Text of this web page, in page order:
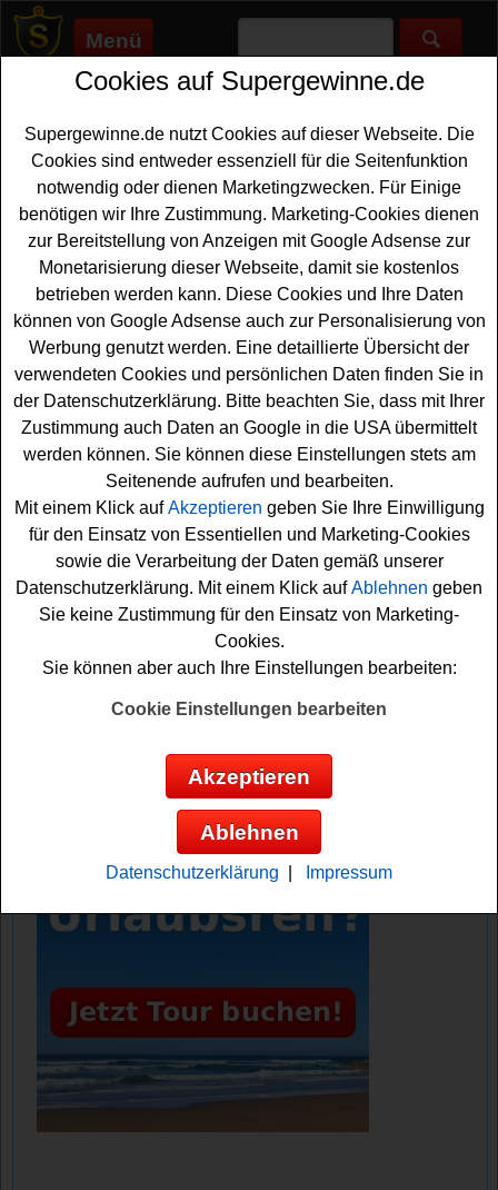
Menü
Supergewinne.de>Gewinnspiele>Technik Gewinnspiele>
Anzeige:
Anzeige:
Femme Gewinnspiel - Fernseher
gewinnen
Dieses kostenlose Femme Gewinnspiel lockt mit einem
tollenFernseherals Hauptgewinn. Femme verlost bei
dem Gewinnspiel zum Muttertag einen hochwertiger
Sharp 55HM5245E 55 Zoll 4K Ultra HD QLED TiVo
Smart TV. Mit etwas Glück können Sie diesen tollen
Fernseher gewinnen.
Um am Femme Gewinnspiel teilzunehmen, füllen Sie
das Teilnahmeformular am Ende der Seite aus und
senden Sie es ab. Anschließend besuchen Sie den
TiVo?Accountauf Instagram und hinterlassen einen Like.
Mit diesen einfachen Schritten sichern Sie sich einen
Platz im Lostopf des Femme Gewinnspiels. Viel Glück!
Femme verlost einen hochwertigen
Anzeige:
Cookies auf Supergewinne.de
Supergewinne.de nutzt Cookies auf dieser Webseite. Die
Cookies sind entweder essenziell für die Seitenfunktion
notwendig oder dienen Marketingzwecken. Für Einige
benötigen wir Ihre Zustimmung. Marketing-Cookies dienen
zur Bereitstellung von Anzeigen mit Google Adsense zur
Monetarisierung dieser Webseite, damit sie kostenlos
betrieben werden kann. Diese Cookies und Ihre Daten
können von Google Adsense auch zur Personalisierung von
Werbung genutzt werden. Eine detaillierte Übersicht der
verwendeten Cookies und persönlichen Daten finden Sie in
der Datenschutzerklärung. Bitte beachten Sie, dass mit Ihrer
Zustimmung auch Daten an Google in die USA übermittelt
werden können. Sie können diese Einstellungen stets am
Seitenende aufrufen und bearbeiten.
Mit einem Klick aufAkzeptieren geben Sie Ihre Einwilligung
für den Einsatz von Essentiellen und Marketing-Cookies
sowie die Verarbeitung der Daten gemäß unserer
Datenschutzerklärung. Mit einem Klick aufAblehnen geben
Sie keine Zustimmung für den Einsatz von Marketing-
Cookies.
Sie können aber auch Ihre Einstellungen bearbeiten:
Cookie Einstellungen bearbeiten
Akzeptieren
Ablehnen
Datenschutzerklärung Impressum